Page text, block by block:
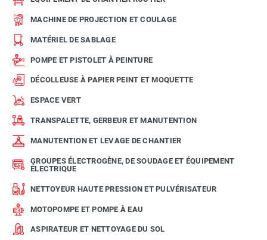
MACHINE DE PROJECTION ET COULAGE
MATÉRIEL DE SABLAGE
POMPE ET PISTOLET À PEINTURE
DÉCOLLEUSE À PAPIER PEINT ET MOQUETTE
ESPACE VERT
TRANSPALETTE, GERBEUR ET MANUTENTION
MANUTENTION ET LEVAGE DE CHANTIER
GROUPES ÉLECTROGÈNE, DE SOUDAGE ET ÉQUIPEMENT
ÉLECTRIQUE
NETTOYEUR HAUTE PRESSION ET PULVÉRISATEUR
MOTOPOMPE ET POMPE À EAU
ASPIRATEUR ET NETTOYAGE DU SOL